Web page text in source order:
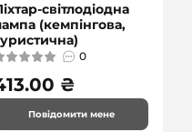
світлодіодна
(кемпінгова,
0
₴
Повідомити мене